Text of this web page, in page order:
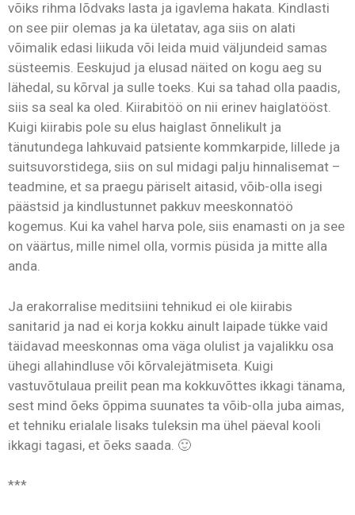
võiks rihma lõdvaks lasta ja igavlema hakata. Kindlasti
on see piir olemas ja ka ületatav, aga siis on alati
võimalik edasi liikuda või leida muid väljundeid samas
süsteemis. Eeskujud ja elusad näited on kogu aeg su
lähedal, su kõrval ja sulle toeks. Kui sa tahad olla paadis,
siis sa seal ka oled. Kiirabitöö on nii erinev haiglatööst.
Kuigi kiirabis pole su elus haiglast õnnelikult ja
tänutundega lahkuvaid patsiente kommkarpide, lillede ja
suitsuvorstidega, siis on sul midagi palju hinnalisemat –
teadmine, et sa praegu päriselt aitasid, võib-olla isegi
päästsid ja kindlustunnet pakkuv meeskonnatöö
kogemus. Kui ka vahel harva pole, siis enamasti on ja see
on väärtus, mille nimel olla, vormis püsida ja mitte alla
anda.
Ja erakorralise meditsiini tehnikud ei ole kiirabis
sanitarid ja nad ei korja kokku ainult laipade tükke vaid
täidavad meeskonnas oma väga olulist ja vajalikku osa
ühegi allahindluse või kõrvalejätmiseta. Kuigi
vastuvõtulaua preilit pean ma kokkuvõttes ikkagi tänama,
sest mind õeks õppima suunates ta võib-olla juba aimas,
et tehniku erialale lisaks tuleksin ma ühel päeval kooli
ikkagi tagasi, et õeks saada. 🙂
***